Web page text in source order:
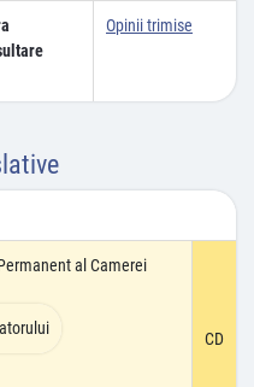
Opinii trimise
al Camerei
CD